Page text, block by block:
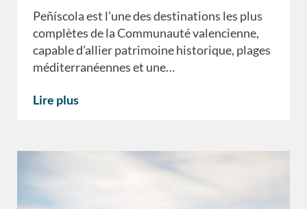
Peñíscola est l’une des destinations les plus
complètes de la Communauté valencienne,
capable d’allier patrimoine historique, plages
méditerranéennes et une…
Lire plus